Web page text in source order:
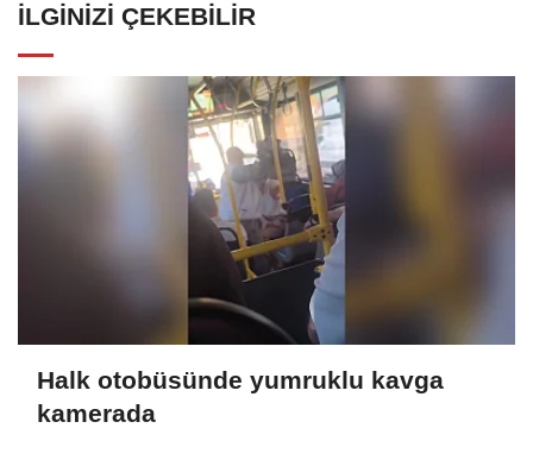
İLGINIZI ÇEKEBILIR
Halk otobüsünde yumruklu kavga
kamerada